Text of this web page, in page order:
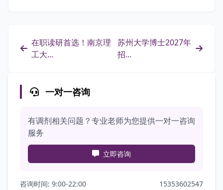
在职读研首选！南京理
工大...
苏州大学博士2027年
招...
一对一咨询
有调剂相关问题？专业老师为您提供一对一咨询
服务
立即咨询
咨询时间: 9:00-22:00 15353602547